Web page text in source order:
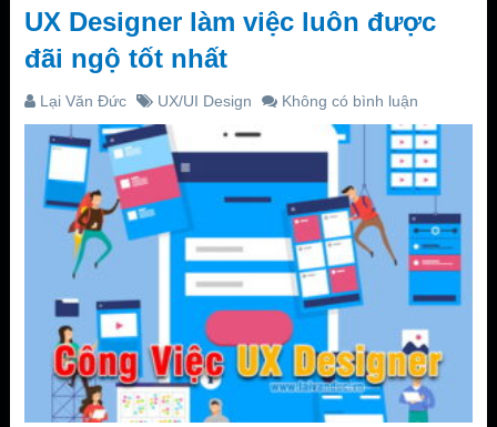
UX Designer làm việc luôn được
đãi ngộ tốt nhất
Lại Văn Đức UX/UI Design Không có bình luận